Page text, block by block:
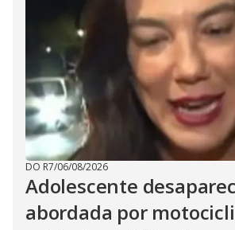
DO R7/06/08/2026
Adolescente
abordada por